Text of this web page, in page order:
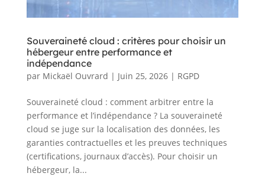
Souveraineté cloud : critères pour choisir un
hébergeur entre performance et
indépendance
par Mickaël Ouvrard | Juin 25, 2026| RGPD
Souveraineté cloud : comment arbitrer entre la
performance et l’indépendance ? La souveraineté
cloud se juge sur la localisation des données, les
garanties contractuelles et les preuves techniques
(certifications, journaux d’accès). Pour choisir un
hébergeur, la...